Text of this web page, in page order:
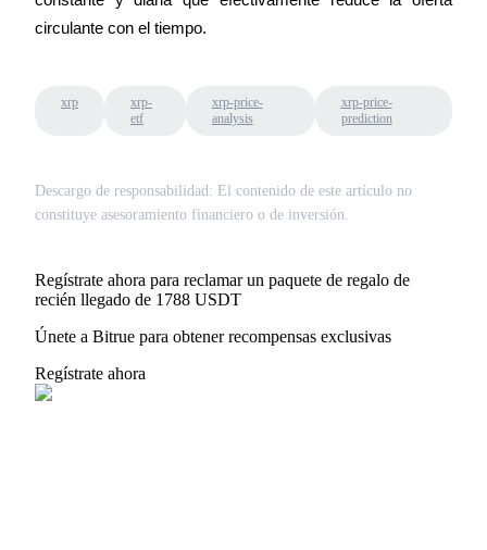
circulante con el tiempo.
xrp
xrp-
etf
xrp-price-
analysis
xrp-price-
prediction
Descargo de responsabilidad: El contenido de este artículo no
constituye asesoramiento financiero o de inversión.
Regístrate ahora para reclamar un paquete de regalo de
recién llegado de 1788 USDT
Únete a Bitrue para obtener recompensas exclusivas
Regístrate ahora